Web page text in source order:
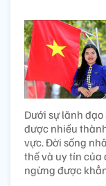
Dưới sự lãnh
được nhiều
vực. Đời sống
thế và uy tín của
ngừng được